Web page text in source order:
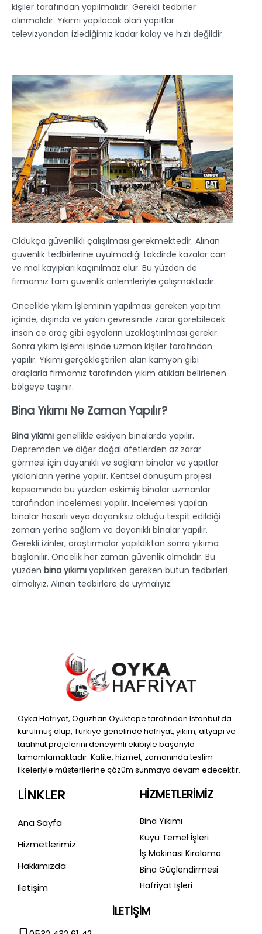
kişiler tarafından yapılmalıdır. Gerekli tedbirler
alınmalıdır. Yıkımı yapılacak olan yapıtlar
televizyondan izlediğimiz kadar kolay ve hızlı değildir.
Oldukça güvenlikli çalışılması gerekmektedir. Alınan
güvenlik tedbirlerine uyulmadığı takdirde kazalar can
ve mal kayıpları kaçınılmaz olur. Bu yüzden de
firmamız tam güvenlik önlemleriyle çalışmaktadır.
Öncelikle yıkım işleminin yapılması gereken yapıtım
içinde, dışında ve yakın çevresinde zarar görebilecek
insan ce araç gibi eşyaların uzaklaştırılması gerekir.
Sonra yıkım işlemi işinde uzman kişiler tarafından
yapılır. Yıkımı gerçekleştirilen alan kamyon gibi
araçlarla firmamız tarafından yıkım atıkları belirlenen
bölgeye taşınır.
Bina Yıkımı Ne Zaman Yapılır?
Bina yıkımı genellikle eskiyen binalarda yapılır.
Depremden ve diğer doğal afetlerden az zarar
görmesi için dayanıklı ve sağlam binalar ve yapıtlar
yıkılanların yerine yapılır. Kentsel dönüşüm projesi
kapsamında bu yüzden eskimiş binalar uzmanlar
tarafından incelemesi yapılır. İncelemesi yapılan
binalar hasarlı veya dayanıksız olduğu tespit edildiği
zaman yerine sağlam ve dayanıklı binalar yapılır.
Gerekli izinler, araştırmalar yapıldıktan sonra yıkıma
başlanılır. Öncelik her zaman güvenlik olmalıdır. Bu
yüzden bina yıkımı yapılırken gereken bütün tedbirleri
almalıyız. Alınan tedbirlere de uymalıyız.
Oyka Hafriyat, Oğuzhan Oyuktepe tarafından İstanbul’da
kurulmuş olup, Türkiye genelinde hafriyat, yıkım, altyapı ve
taahhüt projelerini deneyimli ekibiyle başarıyla
tamamlamaktadır. Kalite, hizmet, zamanında teslim
ilkeleriyle müşterilerine çözüm sunmaya devam edecektir.
LİNKLER
Ana Sayfa
Hizmetlerimiz
Hakkımızda
İletişim
HİZMETLERİMİZ
Bina Yıkımı
Kuyu Temel İşleri
İş Makinası Kiralama
Bina Güçlendirmesi
Hafriyat İşleri
İLETİŞİM